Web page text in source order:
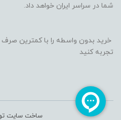
شما در سراسر ایران خواهد داد.
خرید بدون واسطه را با کمترین
تجربه کنید
ساخت سایت